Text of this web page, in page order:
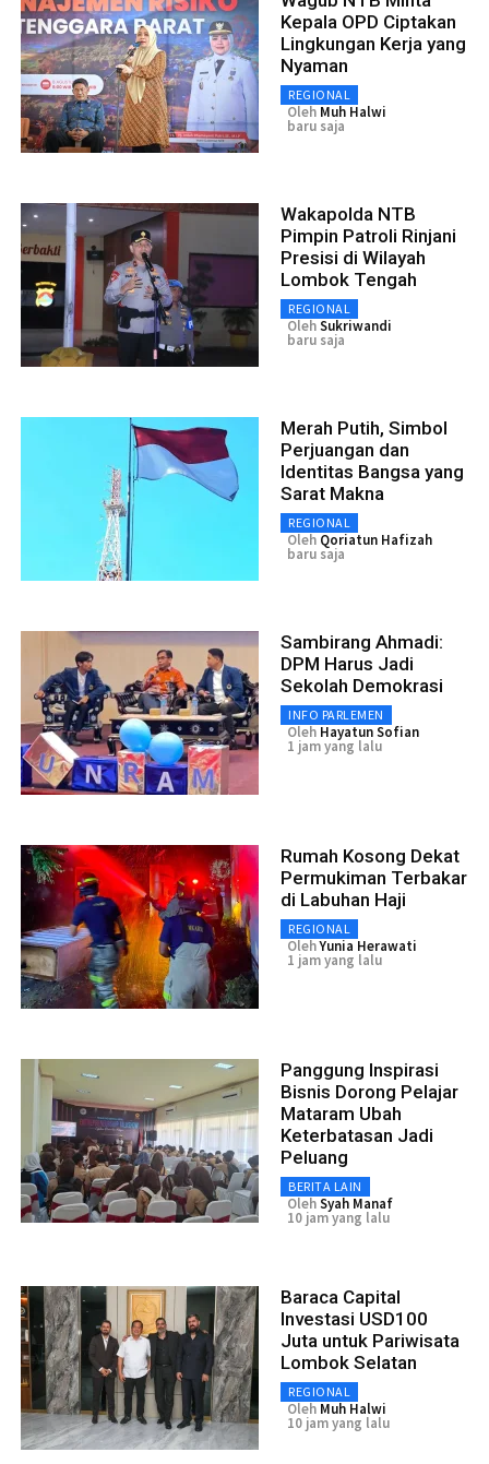
Kepala OPD Ciptakan
Lingkungan Kerja yang
Nyaman
REGIONAL
Oleh Muh Halwi
baru saja
Wakapolda NTB
Pimpin Patroli Rinjani
Presisi di Wilayah
Lombok Tengah
REGIONAL
OlehSukriwandi
baru saja
Merah Putih, Simbol
Perjuangan dan
Identitas Bangsa yang
Sarat Makna
REGIONAL
Oleh Qoriatun Hafizah
baru saja
Sambirang Ahmadi:
DPM Harus Jadi
Sekolah Demokrasi
INFO PARLEMEN
Oleh Hayatun Sofian
1 jam yang lalu
Rumah Kosong Dekat
Permukiman Terbakar
di Labuhan Haji
REGIONAL
OlehYunia Herawati
1 jam yang lalu
Panggung Inspirasi
Bisnis Dorong Pelajar
Mataram Ubah
Keterbatasan Jadi
Peluang
BERITA LAIN
OlehSyah Manaf
10 jam yang lalu
Baraca Capital
Investasi USD100
Juta untuk Pariwisata
Lombok Selatan
REGIONAL
Oleh Muh Halwi
10 jam yang lalu